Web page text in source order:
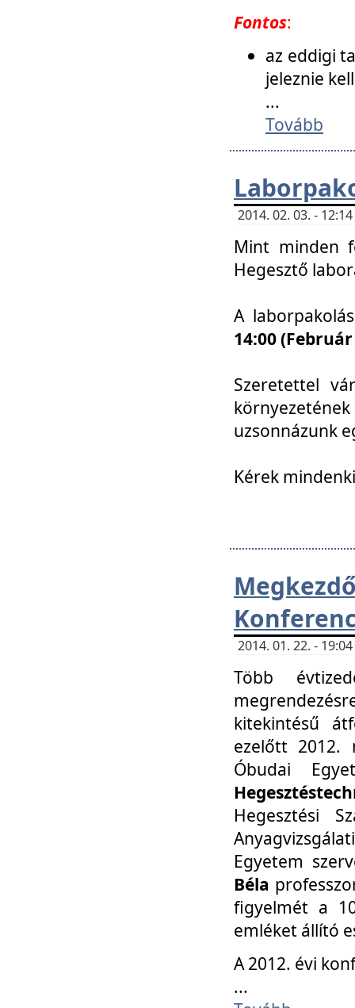
Fontos:
az eddigi
jeleznie
...
Tovább
2014. 02. 03. -
Mint minden
Hegesztő
A
14:00
Szeretettel
uzsonnázunk
Kérek
2014. 01. 22. -
Több
kitekintésű
ezelőtt 2012.
Óbudai
Hegesztési
Egyetem
Béla
figyelmét a
emléket állító
A 2012. évi
...